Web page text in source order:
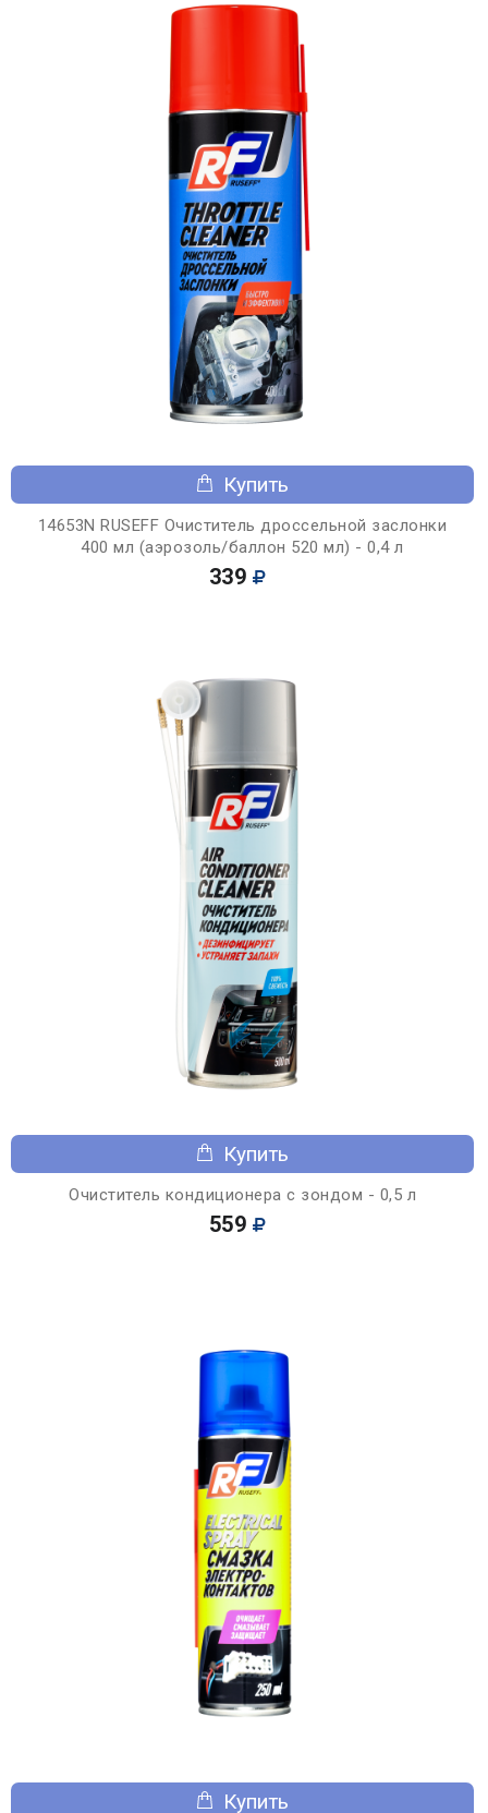
Купить
14653N RUSEFF Очиститель дроссельной заслонки
400 мл (аэрозоль/баллон 520 мл) - 0,4 л
339
Купить
Очиститель кондиционера с зондом - 0,5 л
559
Купить